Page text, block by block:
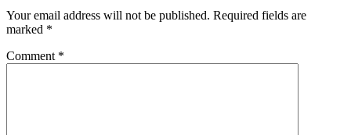
Your email address will not be published. Required fields are
marked *
Comment *